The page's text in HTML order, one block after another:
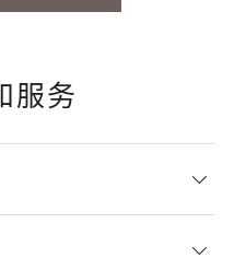
服务